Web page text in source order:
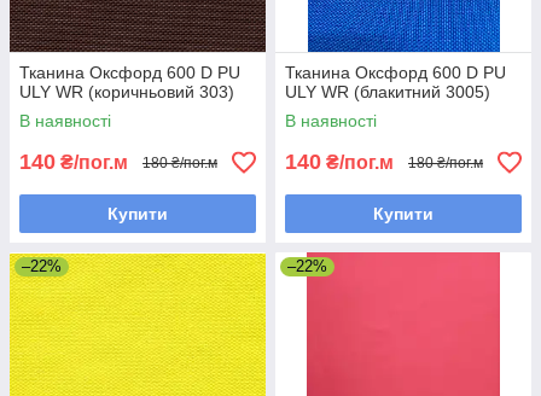
Тканина Оксфорд 600 D PU
ULY WR (коричньовий 303)
В наявності
140 ₴/пог.м 180 ₴/пог.м
Купити
Тканина Оксфорд 600 D PU
ULY WR (блакитний 3005)
В наявності
140 ₴/пог.м 180 ₴/пог.м
Купити
–22% –22%